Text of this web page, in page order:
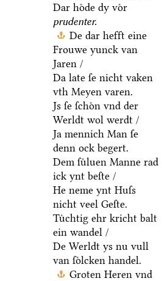
Dar hoͤde dy voͤr
prudenter.
De dar hefft eine
Frouwe yunck van
Jaren /
Da late ſe nicht vaken
vth Meyen varen.
Js ſe ſchoͤn vnd der
Werldt wol werdt /
Ja mennich Man ſe
denn ock begert.
Dem ſuͤluen Manne rad
ick ynt beſte /
He neme ynt Huſs
nicht veel Geſte.
Tuͤchtig ehr kricht balt
ein wandel /
De Werldt ys nu vull
van ſoͤlcken handel.
Groten Heren vnd